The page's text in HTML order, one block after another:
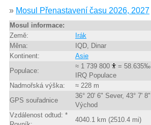
» Mosul Přenastavení času 2026, 2027
Mosul informace:
Země:
Irák
Měna:
IQD, Dinar
Kontinent:
Asie
Populace:
≈ 1 739 800
= 58.635‰
IRQ Populace
Nadmořská výška:
≈ 228 m
GPS souřadnice
36° 20' 6" Sever, 43° 7' 8"
Východ
Vzdálenost odtud: *
4040.1 km (2510.4 mi)